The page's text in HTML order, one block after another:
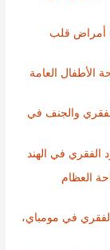
أمراض قلب
الأطفال العامة
والجنف في
الفقري في الهند
العظام
في مومباي،